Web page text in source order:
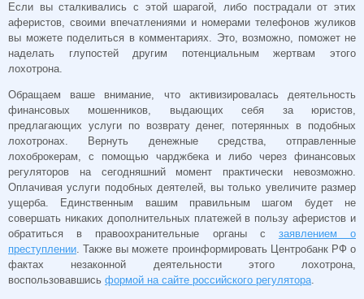
Если вы сталкивались с этой шарагой, либо пострадали от этих
аферистов, своими впечатлениями и номерами телефонов жуликов
вы можете поделиться в комментариях. Это, возможно, поможет не
наделать глупостей другим потенциальным жертвам этого
лохотрона.
Обращаем ваше внимание, что активизировалась деятельность
финансовых мошенников, выдающих себя за юристов,
предлагающих услуги по возврату денег, потерянных в подобных
лохотронах. Вернуть денежные средства, отправленные
лохоброкерам, с помощью чарджбека и либо через финансовых
регуляторов на сегодняшний момент практически невозможно.
Оплачивая услуги подобных деятелей, вы только увеличите размер
ущерба. Единственным вашим правильным шагом будет не
совершать никаких дополнительных платежей в пользу аферистов и
обратиться в правоохранительные органы с заявлением о
преступлении. Также вы можете проинформировать Центробанк РФ о
фактах незаконной деятельности этого лохотрона,
воспользовавшись формой на сайте российского регулятора.